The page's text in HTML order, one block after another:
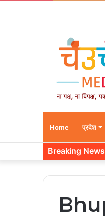
Home प्रदेश
Breaking News